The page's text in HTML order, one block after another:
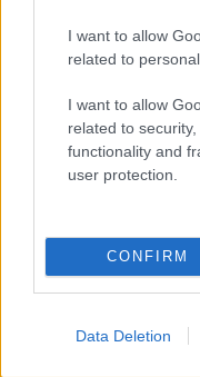
I want to allow
related to
I want to allow
related to
functionality and
user protection.
CONFIRM
Data Deletion
NECROLOGIE